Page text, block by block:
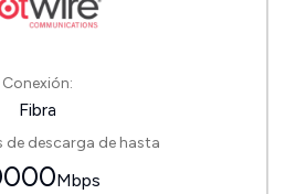
Conexión:
Fibra
de descarga de hasta
Mbps